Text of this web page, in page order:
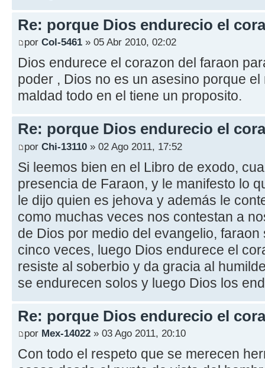
Re: porque Dios endurecio el
por Col-5461 » 05 Abr 2010, 02:02
Dios endurece el corazon del faraon
poder , Dios no es un asesino porque
maldad todo en el tiene un proposito.
Re: porque Dios endurecio el
por Chi-13110 » 02 Ago 2011, 17:52
Si leemos bien en el Libro de exodo,
presencia de Faraon, y le manifesto lo
le dijo quien es jehova y además le
como muchas veces nos contestan a
de Dios por medio del evangelio,
cinco veces, luego Dios endurece el
resiste al soberbio y da gracia al
se endurecen solos y luego Dios los
Re: porque Dios endurecio el
por Mex-14022 » 03 Ago 2011, 20:10
Con todo el respeto que se merecen